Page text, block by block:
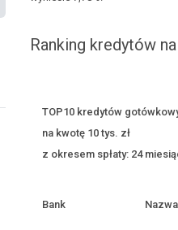
Ranking kredytów
TOP10 kredytów
na kwotę 10 tys. zł
z okresem spłaty: 24
Bank